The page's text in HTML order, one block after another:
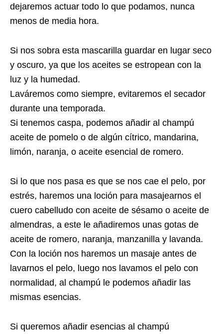
dejaremos actuar todo lo que podamos, nunca
menos de media hora.
Si nos sobra esta mascarilla guardar en lugar seco
y oscuro, ya que los aceites se estropean con la
luz y la humedad.
Laváremos como siempre, evitaremos el secador
durante una temporada.
Si tenemos caspa, podemos añadir al champú
aceite de pomelo o de algún cítrico, mandarina,
limón, naranja, o aceite esencial de romero.
Si lo que nos pasa es que se nos cae el pelo, por
estrés, haremos una loción para masajearnos el
cuero cabelludo con aceite de sésamo o aceite de
almendras, a este le añadiremos unas gotas de
aceite de romero, naranja, manzanilla y lavanda.
Con la loción nos haremos un masaje antes de
lavarnos el pelo, luego nos lavamos el pelo con
normalidad, al champú le podemos añadir las
mismas esencias.
Si queremos añadir esencias al champú